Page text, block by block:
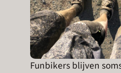
Funbikers blijven